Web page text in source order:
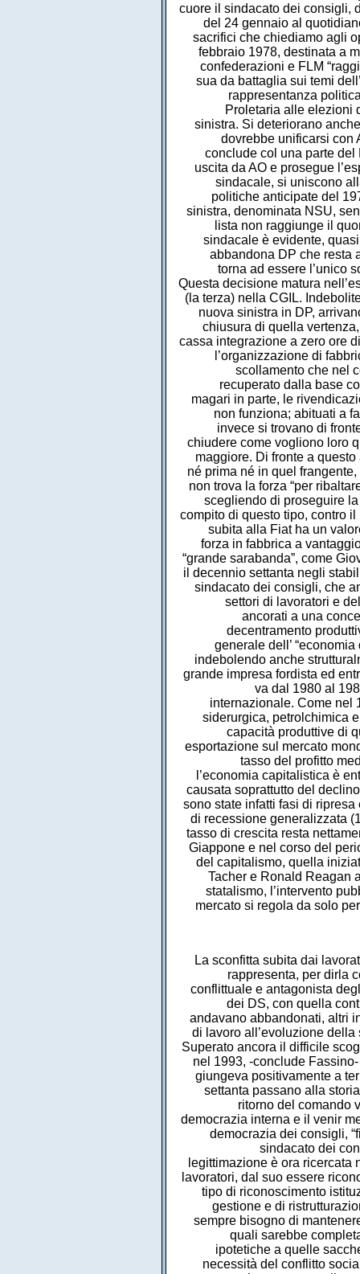
La sconfitta subita dai lavoratori con la firma dell’accordo, dopo la fatidica “marcia dei quarantamila”, rappresenta, per dirla con Piero Fassino, la fine di “un’epoca della storia del sindacato”, quello conflittuale e antagonista degli anni settanta. L’anima antagonista andava sostituita, dice il segretario dei DS, con quella contrattualista, questo esigeva una revisione profonda degli obiettivi, alcuni andavano abbandonati, altri introdotti: “competitività, produttività”, “adeguamento di diritti e condizioni di lavoro all’evoluzione della struttura produttiva e dei mercati”, “part-time, mobilità interna e esterna”. Superato ancora il difficile scoglio rappresentato dallo scontro sulla scala mobile del 1984, per fortuna, nel 1993, -conclude Fassino- finalmente il travaglio sindacale, apertosi sulla fine degli anni Settanta, giungeva positivamente a termine con la concertazione e l’accordo del 23 luglio 199334. Se gli anni settanta passano alla storia come gli anni della democrazia dei consigli, gli anni ottanta segnano il ritorno del comando verticistico delle direzioni sindacali, con conseguente diminuzione della democrazia interna e il venir meno del peso del rapporti di rappresentanza, elemento sostanziale della democrazia dei consigli, “fino al baratto degli interessi dei lavoratori con quelli del sindacato”35. Il sindacato dei consigli era legittimato nell’agire da un mandato attribuito dai lavoratori. La legittimazione è ora ricercata nelle istituzioni, è come se gli fosse conferita dallo Stato, invece che dai lavoratori, dal suo essere riconosciuto dalle istituzioni statali, governative, partitiche, padronali. Questo tipo di riconoscimento istituzionale richiede la partecipazione cogestiva e concertativa ai progetti di gestione e di ristrutturazione capitalistica. Certo questo tipo di sindacato e di sindacalismo ha pur sempre bisogno di mantenere un rapporto di consenso con la base e coi militanti e gli iscritti, senza i quali sarebbe completamente delegittimato, quindi deve “mantenere aperti spazi e prospettive ipotetiche a quelle sacche di iscritti e simpatizzanti, specie nella CGIL, che ancora credono nella necessità del conflitto sociale”36. Sulla strada della realizzazione, quel progetto incontra sacche di resistenza notevoli e consapevoli, nel pubblico impiego: macchinisti delle ferrovie, insegnanti, ospedalieri, tra i metalmeccanici. Si mescolano forme di lotta che si avvalgono dell’appoggio di comitati di lotta esterni al sindacato, oppure fanno riferimento a settori antagonisti e conflittuali ancora dentro le strutture sindacali. Si tratta spesso di lotte significative, di resistenze generose, che hanno però difficoltà a generalizzarsi e che nella maggior parte dei casi non sedimentano organizzazione duratura e permanente né fuori né dentro i